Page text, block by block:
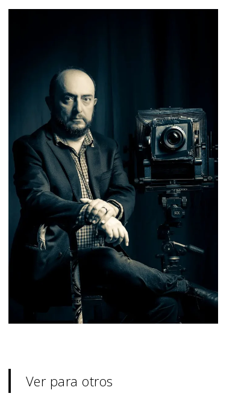
Ver para otros